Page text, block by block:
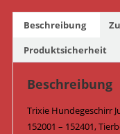
-
152401
Schwarz
Menge
Beschreibung
Produktsicherheit
Beschreibung
Trixie Hundegeschirr
152001 – 152401,